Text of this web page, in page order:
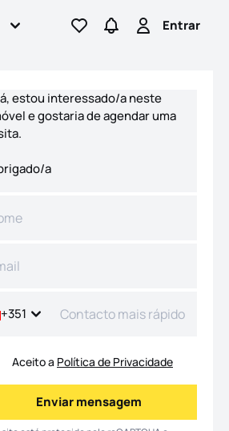
Ir para os favoritos
Ir para pesquisas
Entrar
Entrar
+351
Aceito a Política de Privacidade
Enviar mensagem
Enviar mensagem